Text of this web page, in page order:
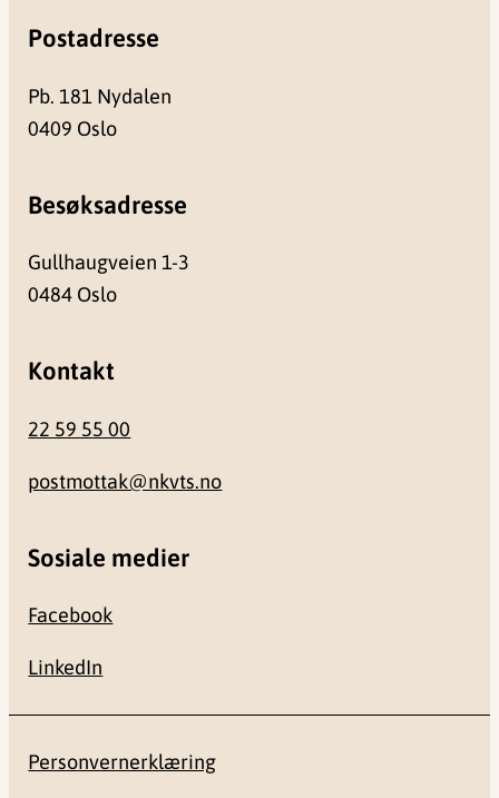
Postadresse
Pb. 181 Nydalen
0409 Oslo
Besøksadresse
Gullhaugveien 1-3
0484 Oslo
Kontakt
22 59 55 00
postmottak@nkvts.no
Sosiale medier
Facebook
LinkedIn
Personvernerklæring